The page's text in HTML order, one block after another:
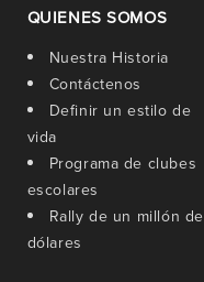
QUIENES SOMOS
Nuestra Historia
Contáctenos
Definir un estilo de
vida
Programa de clubes
escolares
Rally de un millón de
dólares